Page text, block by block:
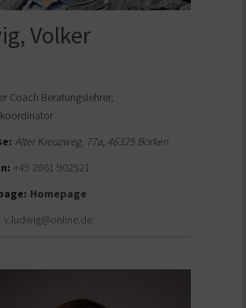
Volker
Coach Beratungslehrer,
Alter Kreuzweg, 77a, 46325Borken
+49 2861 902521
Homepage
v.ludwig@online.de